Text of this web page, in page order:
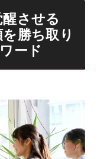
醒させる
を勝ち取り
ード